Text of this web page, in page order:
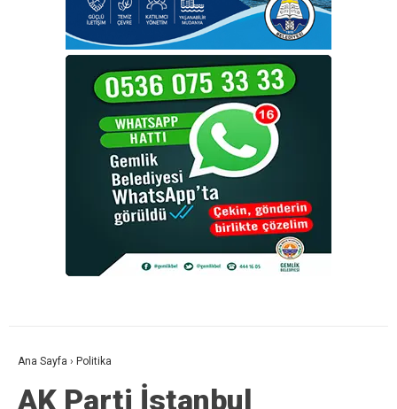
Ana Sayfa › Politika
AK Parti İstanbul